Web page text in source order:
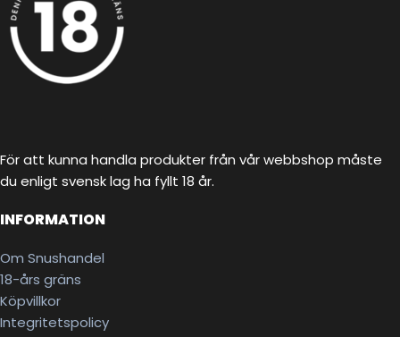
För att kunna handla produkter från vår webbshop måste
du enligt svensk lag ha fyllt 18 år.
INFORMATION
Om Snushandel
18-års gräns
Köpvillkor
Integritetspolicy